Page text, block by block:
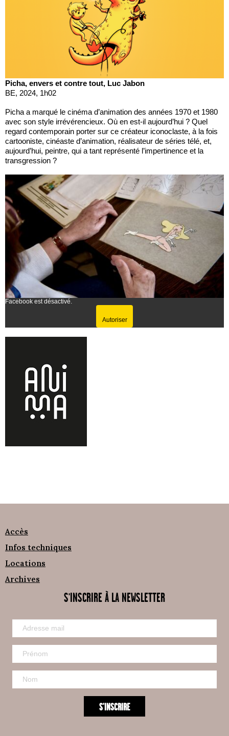
Picha, envers et contre tout, Luc Jabon
BE, 2024, 1h02
Picha a marqué le cinéma d’animation des années 1970 et 1980
avec son style irrévérencieux. Où en est-il aujourd’hui ? Quel
regard contemporain porter sur ce créateur iconoclaste, à la fois
cartooniste, cinéaste d’animation, réalisateur de séries télé, et,
aujourd’hui, peintre, qui a tant représenté l’impertinence et la
transgression ?
Facebook est désactivé.
Autoriser
Accès
Infos techniques
Locations
Archives
S'INSCRIRE À LA NEWSLETTER